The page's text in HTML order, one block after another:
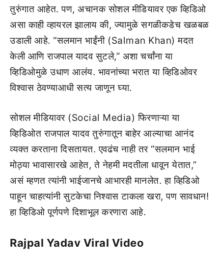
तुरुंगात आहेत. पण, अचानक सोशल मीडियावर एक व्हिडिओ
असा काही व्हायरल झालाय की, ज्यामुळे सगळीकडेच खळबळ
उडाली आहे. “सलमान भाईंनी (Salman Khan) मदत
केली आणि राजपाल यादव सुटले,” अशा चर्चांना या
व्हिडिओमुळे उधाण आलंय. भावनांच्या भरात या व्हिडिओवर
विश्वास ठेवण्याआधी सत्य जाणून घ्या.
सोशल मीडियावर (Social Media) फिरणाऱ्या या
व्हिडिओत राजपाल यादव तुरुंगातून बाहेर आल्याचा आनंद
व्यक्त करताना दिसतायत. एवढंच नाही तर “सलमान भाई
मोठ्या भावासारखे आहेत, ते नेहमी मदतीला धावून येतात,”
असं म्हणत त्यांनी भाईजानचे आभारही मानलेत. हा व्हिडिओ
पाहून चाहत्यांनी सुटकेचा निश्वास टाकला खरा, पण सावधान!
हा व्हिडिओ पूर्णपणे दिशाभूल करणारा आहे.
Rajpal Yadav Viral Video